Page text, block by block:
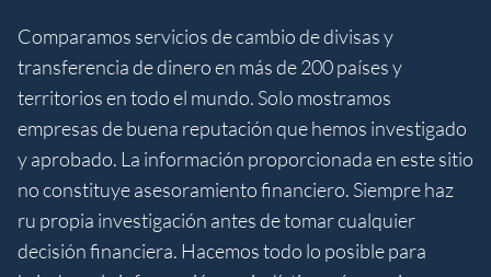
Comparamos servicios de cambio de divisas y
transferencia de dinero en más de 200 países y
territorios en todo el mundo. Solo mostramos
empresas de buena reputación que hemos investigado
y aprobado. La información proporcionada en este sitio
no constituye asesoramiento financiero. Siempre haz
ru propia investigación antes de tomar cualquier
decisión financiera. Hacemos todo lo posible para